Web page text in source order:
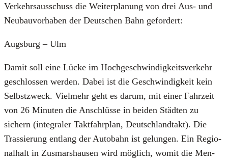
Ver­kehrs­aus­schuss die Wei­ter­pla­nung von drei Aus- und
Neu­bau­vor­ha­ben der Deut­schen Bahn gefor­dert:
Augs­burg – Ulm
Damit soll eine Lücke im Hoch­ge­schwin­dig­keits­ver­kehr
geschlos­sen wer­den. Dabei ist die Geschwin­dig­keit kein
Selbst­zweck. Viel­mehr geht es dar­um, mit einer Fahr­zeit
von 26 Minu­ten die Anschlüs­se in bei­den Städ­ten zu
sichern (inte­gra­ler Takt­fahr­plan, Deutsch­land­takt). Die
Tras­sie­rung ent­lang der Auto­bahn ist gelun­gen. Ein Regio­
nal­halt in Zus­mar­shau­sen wird mög­lich, womit die Men­